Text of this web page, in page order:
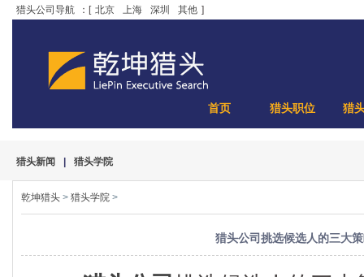
猎头公司导航 ：[ 北京 上海 深圳 其他 ]
首页 猎头职位 猎
猎头新闻 猎头学院
乾坤猎头 > 猎头学院 >
猎头公司挑选候选人的三大